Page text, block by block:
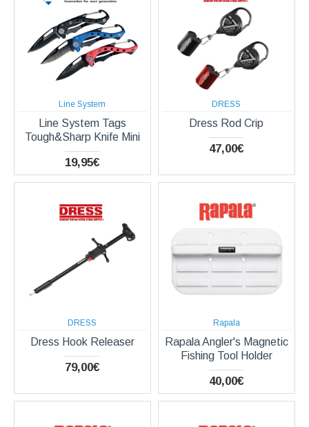
Line System
Line System Tags
Tough&Sharp Knife Mini
19,95€
DRESS
Dress Rod Crip
47,00€
DRESS
Dress Hook Releaser
79,00€
Rapala
Rapala Angler's Magnetic
Fishing Tool Holder
40,00€